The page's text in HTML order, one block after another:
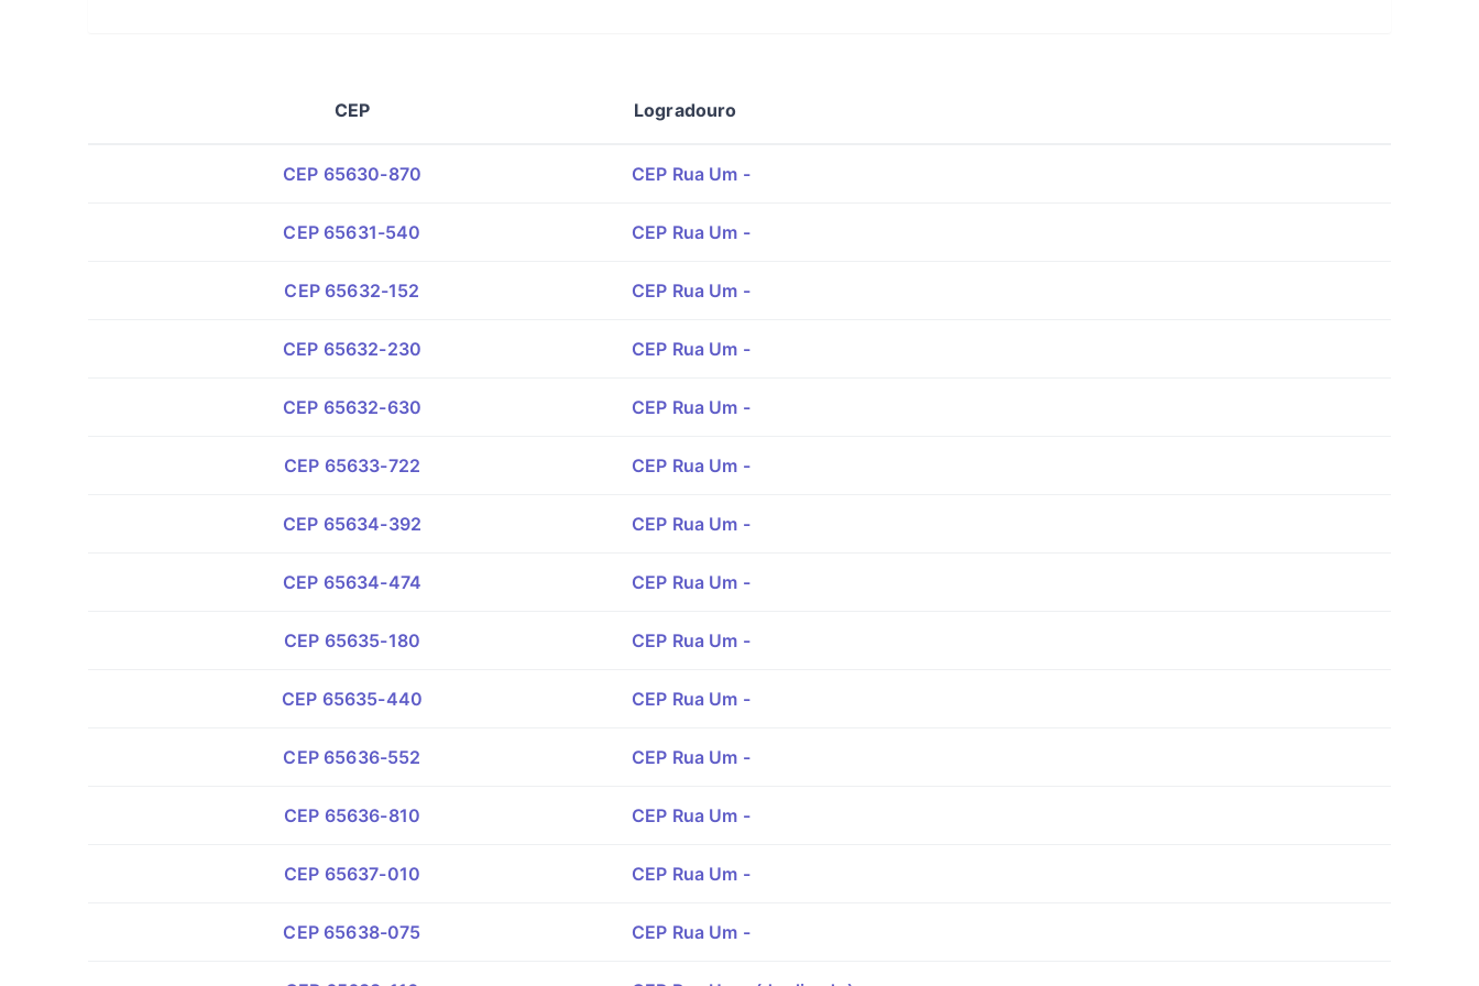
CEP Logradouro
CEP 65630-870 CEP Rua Um -
CEP 65631-540 CEP Rua Um -
CEP 65632-152 CEP Rua Um -
CEP 65632-230 CEP Rua Um -
CEP 65632-630 CEP Rua Um -
CEP 65633-722 CEP Rua Um -
CEP 65634-392 CEP Rua Um -
CEP 65634-474 CEP Rua Um -
CEP 65635-180 CEP Rua Um -
CEP 65635-440 CEP Rua Um -
CEP 65636-552 CEP Rua Um -
CEP 65636-810 CEP Rua Um -
CEP 65637-010 CEP Rua Um -
CEP 65638-075 CEP Rua Um -